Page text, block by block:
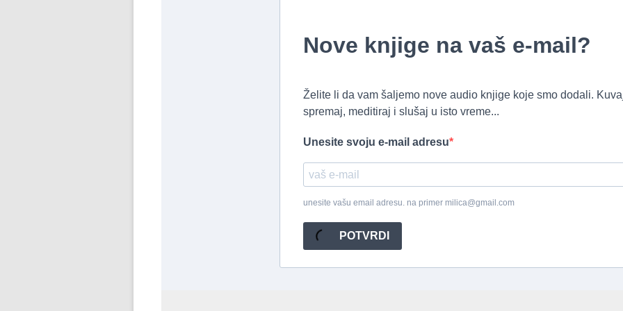
Nove knjige na vaš e-mail?
Želite li da vam šaljemo nove audio knjige koje smo dodali.
spremaj, meditiraj i slušaj u isto vreme...
Unesite svoju e-mail adresu
unesite vašu email adresu. na primer milica@gmail.com
POTVRDI